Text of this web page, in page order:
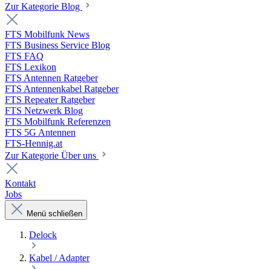
Zur Kategorie Blog
FTS Mobilfunk News
FTS Business Service Blog
FTS FAQ
FTS Lexikon
FTS Antennen Ratgeber
FTS Antennenkabel Ratgeber
FTS Repeater Ratgeber
FTS Netzwerk Blog
FTS Mobilfunk Referenzen
FTS 5G Antennen
FTS-Hennig.at
Zur Kategorie Über uns
Kontakt
Jobs
Menü schließen
Delock
Kabel / Adapter